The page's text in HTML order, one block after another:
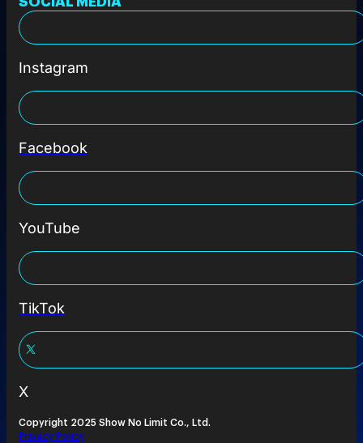
Instagram
Facebook
YouTube
TikTok
X
Copyright 2025 Show No Limit Co., Ltd.
Privacy Policy